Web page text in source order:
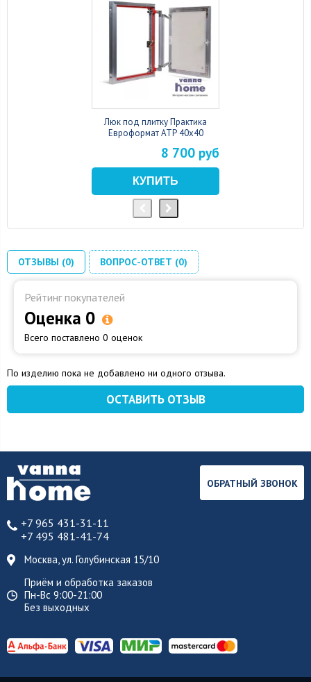
Люк под плитку Практика
Евроформат АТР 40x40
8 700 руб
ОТЗЫВЫ (0) ВОПРОС-ОТВЕТ (0)
Рейтинг покупателей
Оценка 0
Всего поставлено 0 оценок
По изделию пока не добавлено ни одного отзыва.
ОСТАВИТЬ ОТЗЫВ
+7 965 431-31-11
+7 495 481-41-74
Москва, ул. Голубинская 15/10
Приём и обработка заказов
Пн-Вс 9:00-21:00
Без выходных
ОБРАТНЫЙ ЗВОНОК